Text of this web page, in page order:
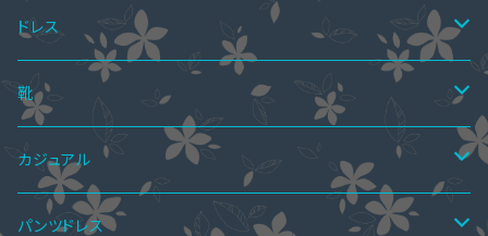
ペアTシャツ
ペアTシャツ&ワンピース
ペアニット
ペア上下セット
ペア水着
ドレス
ワンピース
ミニドレス
ミディアムドレス
ツーピース
スカートスーツ
ボレロ・ショール
靴
サマーブーツ
ニーハイブーツ
秋ブーツ
カジュアル
ワンピース
パンツドレス